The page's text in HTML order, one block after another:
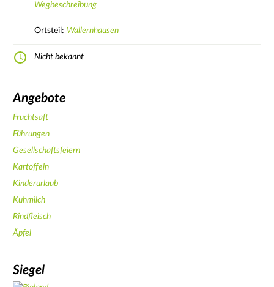
Wegbeschreibung
Ortsteil: Wallernhausen
Nicht bekannt
Angebote
Fruchtsaft
Führungen
Gesellschaftsfeiern
Kartoffeln
Kinderurlaub
Kuhmilch
Rindfleisch
Äpfel
Siegel